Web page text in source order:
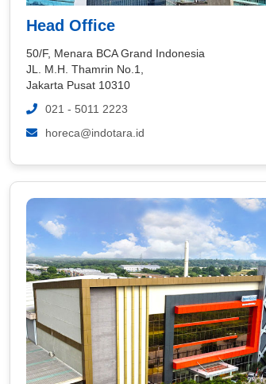
Head Office
50/F, Menara BCA Grand Indonesia
JL. M.H. Thamrin No.1,
Jakarta Pusat 10310
021 - 5011 2223
horeca@indotara.id